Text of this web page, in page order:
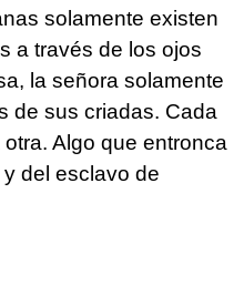
solamente existen
a través de los ojos
la señora solamente
de sus criadas. Cada
Algo que entronca
del esclavo de